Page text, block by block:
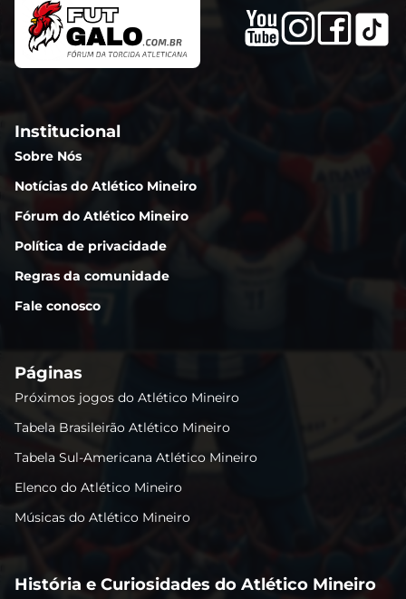
Institucional
Sobre Nós
Notícias do Atlético Mineiro
Fórum do Atlético Mineiro
Política de privacidade
Regras da comunidade
Fale conosco
Páginas
Próximos jogos do Atlético Mineiro
Tabela Brasileirão Atlético Mineiro
Tabela Sul-Americana Atlético Mineiro
Elenco do Atlético Mineiro
Músicas do Atlético Mineiro
História e Curiosidades do Atlético Mineiro